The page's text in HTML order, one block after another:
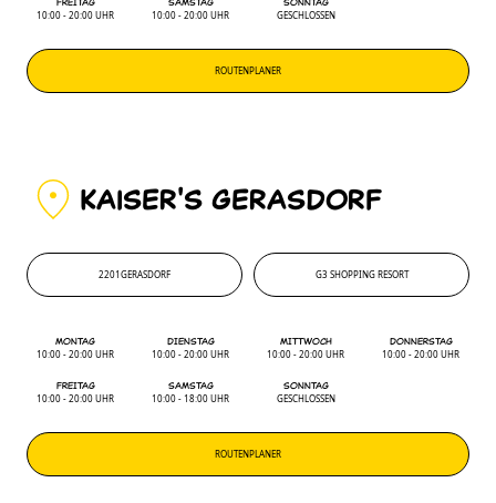
ROUTENPLANER
10:00 - 20:00 UHR 10:00 - 20:00 UHR GESCHLOSSEN
KAiSER'S GERASDORF
2201GERASDORF
G3 SHOPPING RESORT
ROUTENPLANER
MONTAG
10:00 - 20:00 UHR
DIENSTAG
10:00 - 20:00 UHR
MITTWOCH
10:00 - 20:00 UHR
DONNERSTAG
10:00 - 20:00 UHR
FREITAG
10:00 - 20:00 UHR
SAMSTAG
10:00 - 18:00 UHR
SONNTAG
GESCHLOSSEN